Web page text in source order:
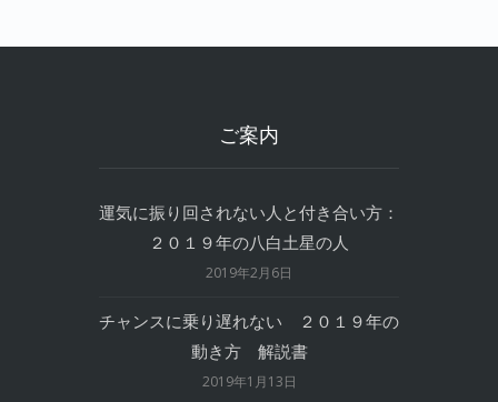
ご案内
運気に振り回されない人と付き合い方：
２０１９年の八白土星の人
2019年2月6日
チャンスに乗り遅れない ２０１９年の
動き方 解説書
2019年1月13日